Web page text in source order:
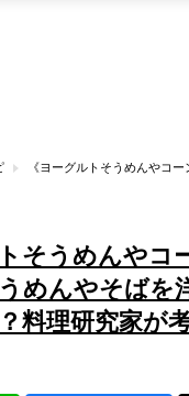
そうめんやコ
めんやそばを
料理研究家が